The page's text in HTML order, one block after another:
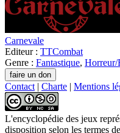
Carnevale
Editeur : TTCombat
Genre : Fantastique, Horreur/
Contact | Charte | Mentions
L'encyclopédie des jeux
disposition selon les termes